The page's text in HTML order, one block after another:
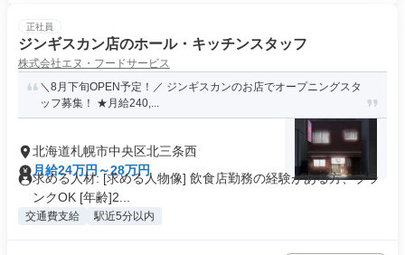
正社員
ジンギスカン店のホール・キッチンスタッフ
株式会社エヌ・フードサービス
＼8月下旬OPEN予定！／ ジンギスカンのお店でオープニングスタ
ッフ募集！ ★月給240,...
北海道札幌市中央区北三条西
月給24万円～28万円
求める人材: [求める人物像] 飲食店勤務の経験がある方、ブラ
ンクOK [年齢]2...
交通費支給 駅近5分以内